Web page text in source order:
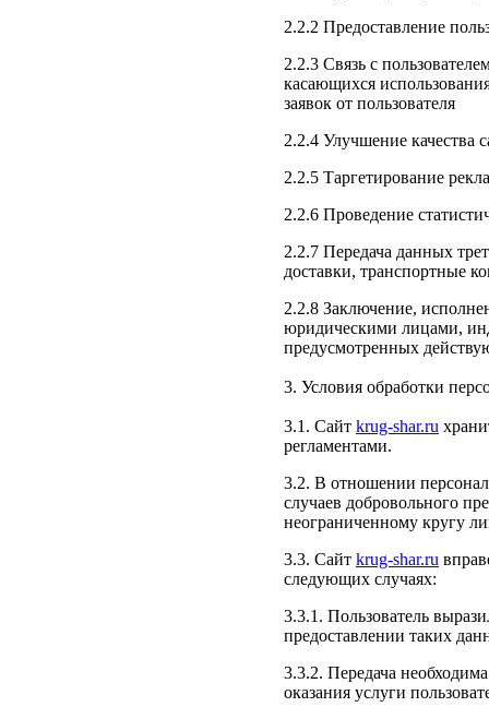
2.2.2 Предоставление
2.2.3 Связь с
касающихся
заявок от пользователя
2.2.4 Улучшение качества
2.2.5 Таргетирование
2.2.6 Проведение
2.2.7 Передача данных
доставки, транспортные
2.2.8 Заключение,
юридическими лицами,
предусмотренных
3. Условия обработки
3.1. Сайт krug-shar.ru
регламентами.
3.2. В отношении
случаев добровольного
неограниченному кругу
3.3. Сайт krug-shar.ru
следующих случаях:
3.3.1. Пользователь
предоставлении таких
3.3.2. Передача
оказания услуги